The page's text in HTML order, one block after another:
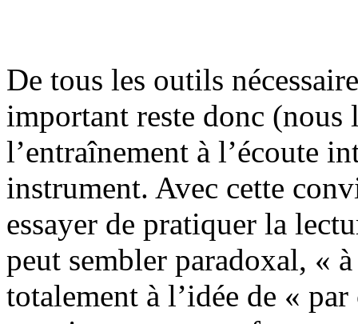
De tous les outils
important reste donc (nous
l’entraînement à l’écoute
instrument. Avec cette
essayer de pratiquer la
peut sembler paradoxal, «
totalement à l’idée de «